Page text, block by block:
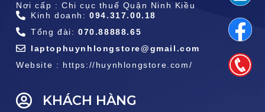
Nơi cấp : Chi cục thuế Quận Ninh Kiều
Kinh doanh:094.317.00.18
Tổng đài: 070.88888.65
laptophuynhlongstore@gmail.com
Website : https://huynhlongstore.com/
KHÁCH HÀNG